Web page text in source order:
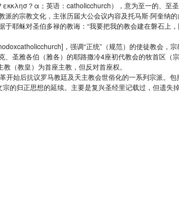
？α；英语：catholicchurch），意为至一的、至
的宗教文化，主张历届大公会议内容及托马斯·阿奎
耶稣对圣伯多禄的教诲：“我要把我的教会建在磐石
，强调“正统”（规范）的使徒教会，
圣雅各伯（雅各）的耶路撒冷4座初代教会的牧首区
（教皇）为首座主教，但反对首座权。
后抗议罗马教廷及天主教会世俗化的一系列宗派。包
的归正思想的延续。主要是复兴圣经里记载过，但遗失掉